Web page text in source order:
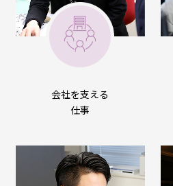
会社を支える
仕事